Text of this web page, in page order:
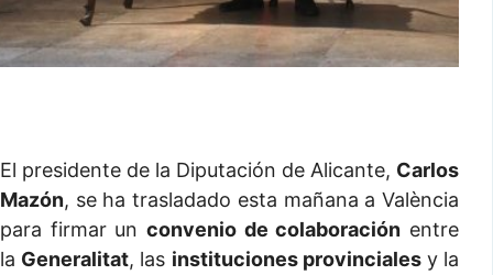
El presidente de la Diputación de Alicante, Carlos
Mazón, se ha trasladado esta mañana a València
para firmar un convenio de colaboración entre
la Generalitat, las instituciones provincialesy la